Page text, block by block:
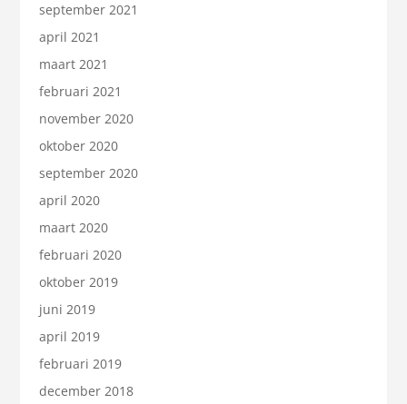
september 2021
april 2021
maart 2021
februari 2021
november 2020
oktober 2020
september 2020
april 2020
maart 2020
februari 2020
oktober 2019
juni 2019
april 2019
februari 2019
december 2018